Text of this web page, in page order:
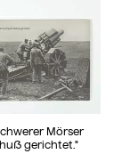
Mörser
gerichtet."
Album